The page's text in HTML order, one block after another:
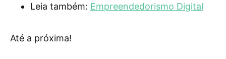
Leia também: Empreendedorismo Digital
Até a próxima!